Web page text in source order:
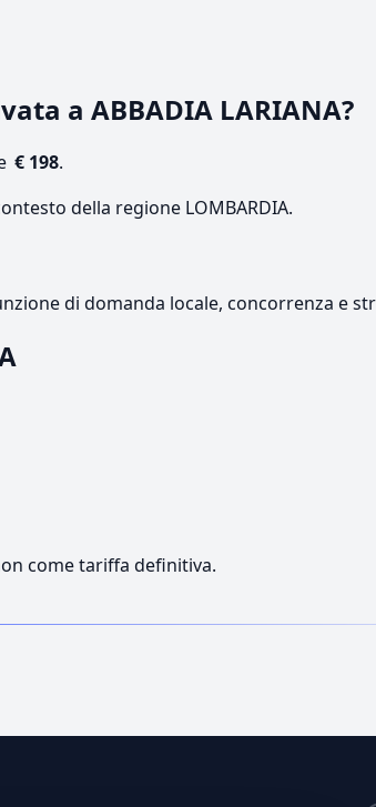
a ABBADIA LARIANA?
€ 198.
della regione LOMBARDIA.
di domanda locale, concorrenza e
come tariffa definitiva.